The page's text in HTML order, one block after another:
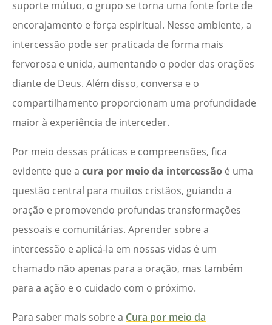
suporte mútuo, o grupo se torna uma fonte forte de
encorajamento e força espiritual. Nesse ambiente, a
intercessão pode ser praticada de forma mais
fervorosa e unida, aumentando o poder das orações
diante de Deus. Além disso, conversa e o
compartilhamento proporcionam uma profundidade
maior à experiência de interceder.
Por meio dessas práticas e compreensões, fica
evidente que a cura por meio da intercessão é uma
questão central para muitos cristãos, guiando a
oração e promovendo profundas transformações
pessoais e comunitárias. Aprender sobre a
intercessão e aplicá-la em nossas vidas é um
chamado não apenas para a oração, mas também
para a ação e o cuidado com o próximo.
Para saber mais sobre a Cura por meio da